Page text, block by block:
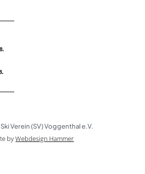
Verein (SV) Voggenthal e.V.
byWebdesign Hammer